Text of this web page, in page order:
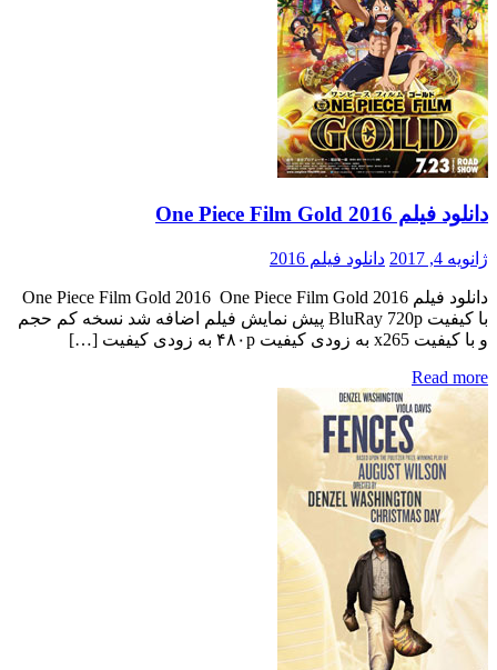
دانلود فیلم One Piece Film Gold 2016
ژانویه 4, 2017 دانلود فیلم 2016
دانلود فیلم One Piece Film Gold 2016 One Piece Film Gold 2016
با کیفیت BluRay 720p پیش نمایش فیلم اضافه شد نسخه کم حجم
و با کیفیت x265 به زودی کیفیت ۴۸۰p به زودی کیفیت […]
Read more